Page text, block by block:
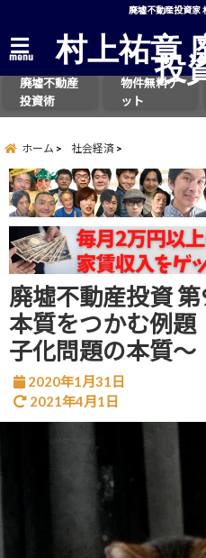
廃墟不動産投資家
menu 村上祐章
投
廃墟不動産
投資術
物件無料ゲ
ット
ホーム 社会経済
廃墟不動産投資
本質をつかむ例
子化問題の本質～
2020年1月31日
2021年4月1日